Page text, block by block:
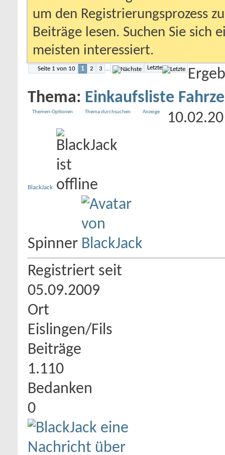
um den Registrierungsprozess
Beiträge lesen. Suchen Sie sich
meisten interessiert.
Seite 1 von 10 1 2 3 ... Letzte
Thema: Einkaufsliste
Themen-Optionen Thema durchsuchen Anzeige
BlackJack
Spinner
Registriert seit
05.09.2009
Ort
Eislingen/Fils
Beiträge
1.110
Bedanken
0